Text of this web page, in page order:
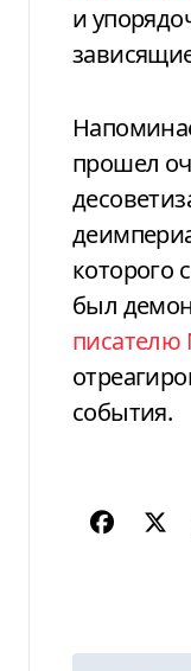
и
прошел
которого
был
писателю
события.